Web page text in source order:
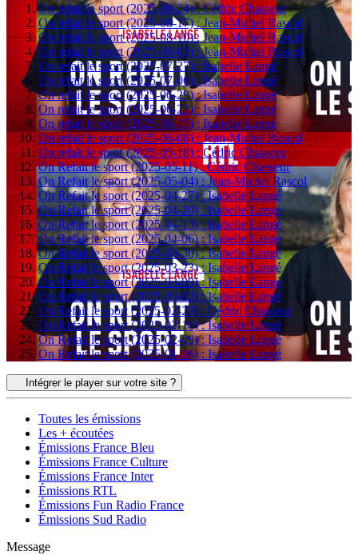
On refait le sport (2025-08-24) : Cédric Chasseur
On refait le sport (2025-08-17) : Jean-Michel Rascol
On refait le sport (2025-08-10) : Jean-Michel Rascol
On refait le sport (2025-08-03) : Jean-Michel Rascol
On refait le sport (2025-07-27) : Isabelle Langé
On refait le sport (2025-07-06) : Isabelle Langé
On refait le sport (2025-06-29) : Isabelle Langé
On refait le sport (2025-06-22) : Isabelle Langé
On refait le sport (2025-06-15) : Isabelle Langé
On refait le sport (2025-06-08) : Jean-Michel Rascol
On refait le sport (2025-05-18) : Cédric Chasseur
On Refait le sport (2025-05-11) : Cédric Chasseur
On Refait le sport (2025-05-04) : Jean-Michel Rascol
On Refait le sport (2025-04-27) : Isabelle Langé
On Refait le sport (2025-04-20) : Isabelle Langé
On Refait le sport (2025-04-13) : Isabelle Langé
On Refait le sport (2025-04-06) : Isabelle Langé
On Refait le sport (2025-03-30) : Isabelle Langé
On Refait le sport (2025-03-23) : Isabelle Langé
On Refait le sport (2025-03-09) : Isabelle Langé
On Refait le sport (2025-03-02) : Isabelle Langé
On Refait le sport (2025-02-23) : Cédric Chasseur
On Refait le sport (2025-02-16) : Isabelle Langé
On Refait le sport (2025-02-09) : Isabelle Langé
On Refait le sport (2025-01-26) : Isabelle Langé
Intégrer le player sur votre site ?
Toutes les émissions
Les + écoutées
Émissions France Bleu
Émissions France Culture
Émissions France Inter
Émissions RTL
Émissions Fun Radio France
Émissions Sud Radio
Message